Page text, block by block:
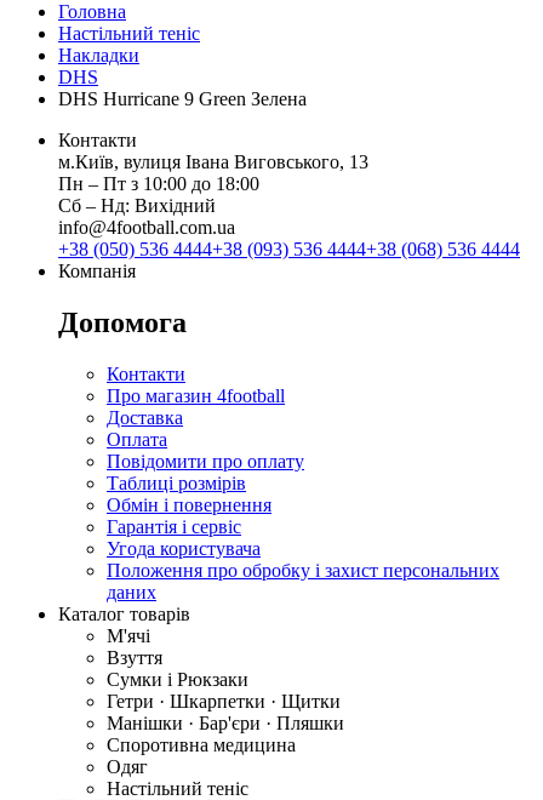
Головна
Настільний теніс
Накладки
DHS
DHS Hurricane 9 Green Зелена
Контакти
м.Київ, вулиця Івана Виговського, 13
Пн ‒ Пт з 10:00 до 18:00
Сб ‒ Нд: Вихідний
info@4football.com.ua
+38 (050) 536 4444+38 (093) 536 4444+38 (068) 536 4444
Компанія
Допомога
Контакти
Про магазин 4football
Доставка
Оплата
Повідомити про оплату
Таблиці розмірів
Обмін і повернення
Гарантія і сервіс
Угода користувача
Положення про обробку і захист персональних
даних
Каталог товарів
М'ячі
Взуття
Сумки і Рюкзаки
Гетри · Шкарпетки · Щитки
Манішки · Бар'єри · Пляшки
Споротивна медицина
Одяг
Настільний теніс